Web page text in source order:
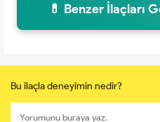
💊 Benzer İlaçları
Bu ilaçla deneyimin nedir?